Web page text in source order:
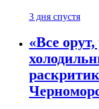
3 дня спустя
«Все